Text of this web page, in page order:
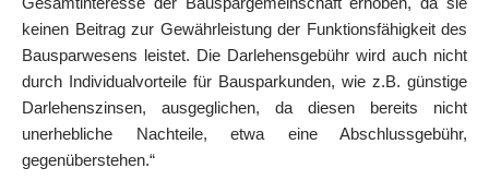
keinen Beitrag zur Gewährleistung der Funktionsfähigkeit des
Bausparwesens leistet. Die Darlehensgebühr wird auch nicht
durch Individualvorteile für Bausparkunden, wie z.B. günstige
Darlehenszinsen, ausgeglichen, da diesen bereits nicht
unerhebliche Nachteile, etwa eine Abschlussgebühr,
gegenüberstehen.“